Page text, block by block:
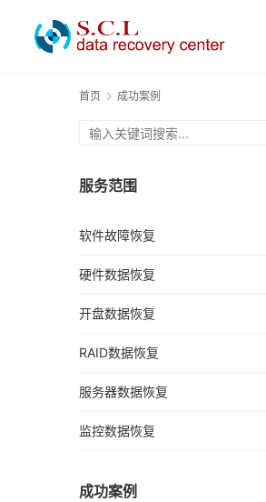
首页 成功案例
服务范围
软件故障恢复
硬件数据恢复
开盘数据恢复
RAID数据恢复
服务器数据恢复
监控数据恢复
成功案例